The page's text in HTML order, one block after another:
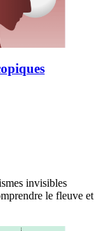
invisibles
le fleuve et